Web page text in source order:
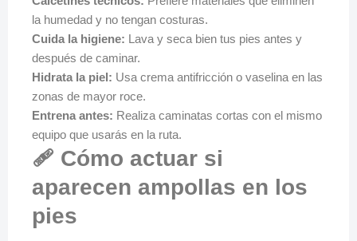
la humedad y no tengan costuras.
Cuida la higiene: Lava y seca bien tus pies antes y
después de caminar.
Hidrata la piel: Usa crema antifricción o vaselina en las
zonas de mayor roce.
Entrena antes: Realiza caminatas cortas con el mismo
equipo que usarás en la ruta.
🩹 Cómo actuar si
aparecen ampollas en los
pies